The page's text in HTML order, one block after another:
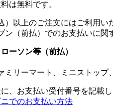
は無料です。
）以上のご注文にはご利用い
ン（前払）でのお支払いに関
ーソン等（前払）
ミリーマート、ミニストップ
、お支払い受付番号を記載
でのお支払い方法